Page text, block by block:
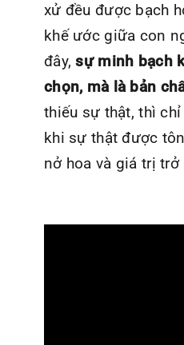
xử đều được bạch
khế ước giữa con
đây,sự minh bạch
chọn, mà là bản
thiếu sự thật, thì
khi sự thật được
nở hoa và giá trị trở